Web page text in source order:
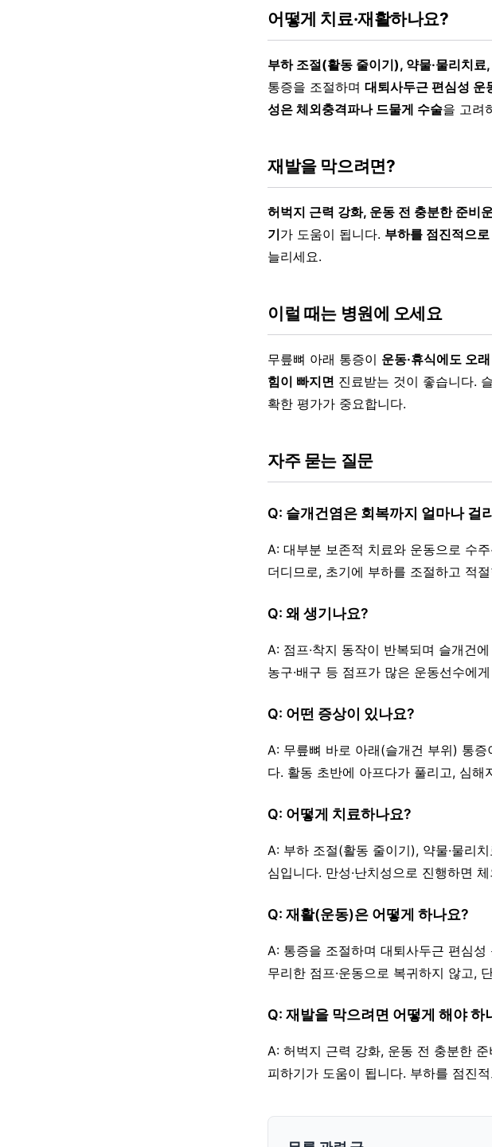
어떻게 치료·재활하나요?
부하 조절(활동 줄이기), 약물·물리치
통증을 조절하며 대퇴사두근 편심성 운
성은 체외충격파나 드물게 수술을 고려
재발을 막으려면?
허벅지 근력 강화, 운동 전 충분한 준비
기가 도움이 됩니다. 부하를 점진적으로
늘리세요.
이럴 때는 병원에 오세요
무릎뼈 아래 통증이 운동·휴식에도 오
힘이 빠지면 진료받는 것이 좋습니다.
확한 평가가 중요합니다.
자주 묻는 질문
Q: 슬개건염은 회복까지 얼마나 걸
A: 대부분 보존적 치료와 운동으로 수
더디므로, 초기에 부하를 조절하고 적
Q: 왜 생기나요?
A: 점프·착지 동작이 반복되며 슬개건
농구·배구 등 점프가 많은 운동선수에
Q: 어떤 증상이 있나요?
A: 무릎뼈 바로 아래(슬개건 부위) 통증
다. 활동 초반에 아프다가 풀리고, 심해
Q: 어떻게 치료하나요?
A: 부하 조절(활동 줄이기), 약물·물리
심입니다. 만성·난치성으로 진행하면
Q: 재활(운동)은 어떻게 하나요?
A: 통증을 조절하며 대퇴사두근 편심
무리한 점프·운동으로 복귀하지 않고,
Q: 재발을 막으려면 어떻게 해야 하
A: 허벅지 근력 강화, 운동 전 충분한
피하기가 도움이 됩니다. 부하를 점진